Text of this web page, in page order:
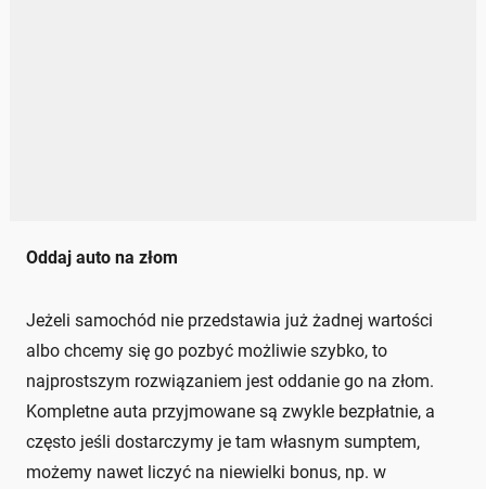
Oddaj auto na złom
Jeżeli samochód nie przedstawia już żadnej wartości
albo chcemy się go pozbyć możliwie szybko, to
najprostszym rozwiązaniem jest oddanie go na złom.
Kompletne auta przyjmowane są zwykle bezpłatnie, a
często jeśli dostarczymy je tam własnym sumptem,
możemy nawet liczyć na niewielki bonus, np. w